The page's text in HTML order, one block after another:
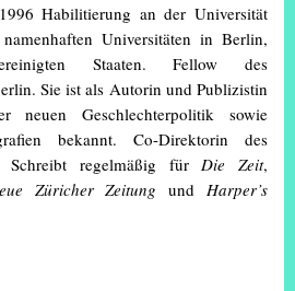
Habilitierung an der Universität
Universitäten in Berlin,
Staaten. Fellow des
Sie ist als Autorin und Publizistin
Geschlechterpolitik sowie
bekannt. Co-Direktorin des
Schreibt regelmäßig für Die Zeit,
Züricher Zeitung und Harper’s